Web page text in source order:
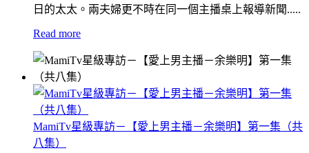
日的太太。兩夫婦更不時在同一個主播桌上報導新聞.....
Read more
MamiTv星級專訪－【愛上男主播－余樂明】第一集（共
八集）